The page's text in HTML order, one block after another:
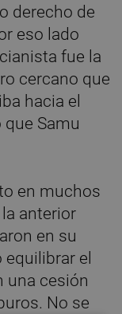
derecho de
eso lado
fue la
cercano que
hacia el
que Samu
en muchos
anterior
en su
el
una cesión
No se